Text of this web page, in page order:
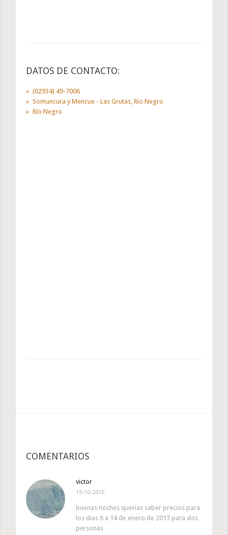
DATOS DE CONTACTO:
(02934) 49-7006
Somuncura y Mencue - Las Grutas, Rio Negro
Río Negro
COMENTARIOS
victor
15-10-2016
buenas noches querias saber precios para
los dias 8 a 14 de enero de 2017 para dos
personas